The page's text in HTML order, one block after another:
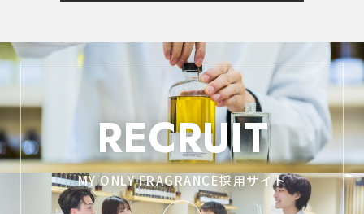
RECRUIT
MY ONLY FRAGRANCE採用サイト